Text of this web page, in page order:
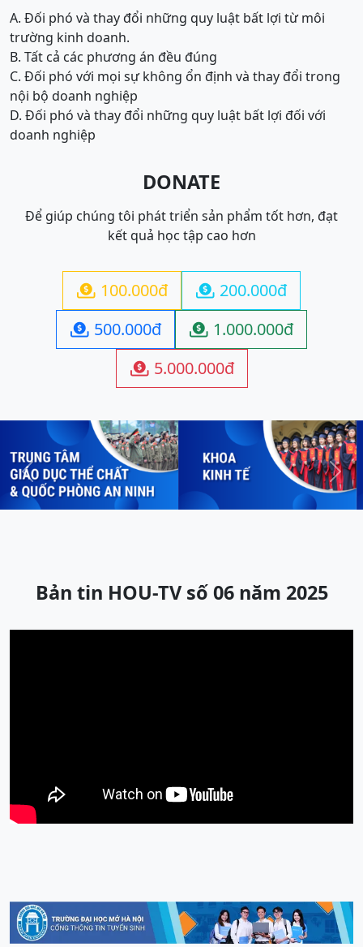
A. Đối phó và thay đổi những quy luật bất lợi từ môi
trường kinh doanh.
B. Tất cả các phương án đều đúng
C. Đối phó với mọi sự không ổn định và thay đổi trong
nội bộ doanh nghiệp
D. Đối phó và thay đổi những quy luật bất lợi đối với
doanh nghiệp
DONATE
Để giúp chúng tôi phát triển sản phẩm tốt hơn, đạt
kết quả học tập cao hơn
 100.000đ  200.000đ
 500.000đ  1.000.000đ
 5.000.000đ
Previous Next
Bản tin HOU-TV số 06 năm 2025